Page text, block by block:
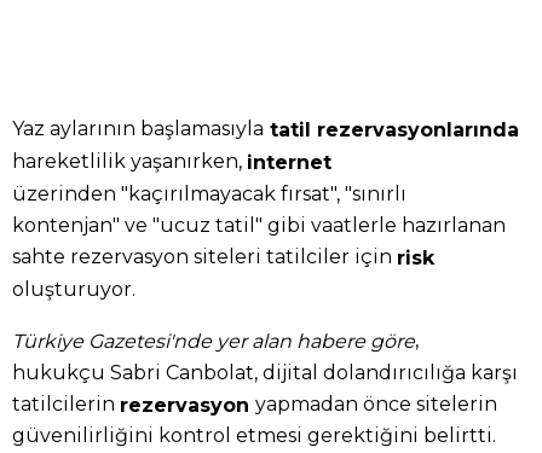
Yaz aylarının başlamasıyla tatil rezervasyonlarında
hareketlilik yaşanırken, internet
üzerinden "kaçırılmayacak fırsat", "sınırlı
kontenjan" ve "ucuz tatil" gibi vaatlerle hazırlanan
sahte rezervasyon siteleri tatilciler için risk
oluşturuyor.
Türkiye Gazetesi'nde yer alan habere göre,
hukukçu Sabri Canbolat, dijital dolandırıcılığa karşı
tatilcilerin rezervasyon yapmadan önce sitelerin
güvenilirliğini kontrol etmesi gerektiğini belirtti.